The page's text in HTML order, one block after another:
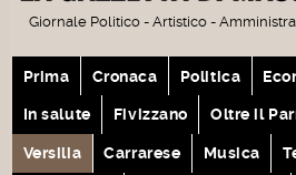
Giornale Politico - Artistico -
Prima Cronaca Politica
In salute Fivizzano Oltre il
Versilia Carrarese Musica